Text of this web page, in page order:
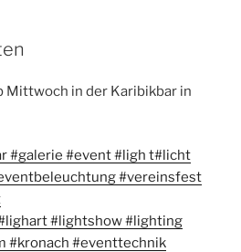
Mittwoch in der Karibikbar in
#galerie #event#ligh t#licht
#vereinsfest
#lightshow#lighting
#kronach #eventtechnik